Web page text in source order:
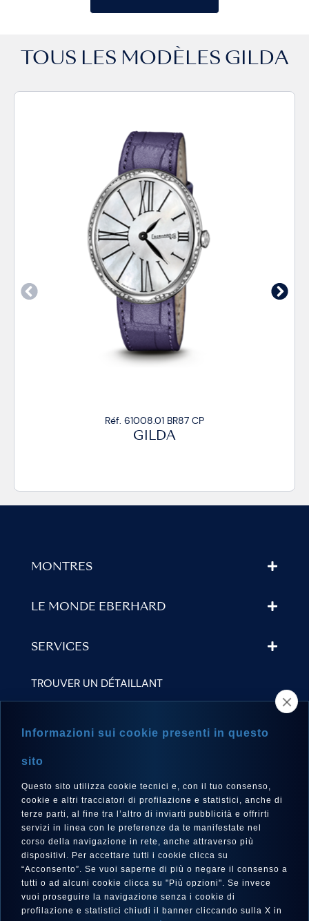
TOUS LES MODÈLES GILDA
MONTRES
LE MONDE EBERHARD
SERVICES
TROUVER UN DÉTAILLANT
LANGUE
Français
SUIVEZ-NOUS SUR
Informazioni sui cookie presenti in questo
sito
Questo sito utilizza cookie tecnici e, con il tuo consenso,
cookie e altri tracciatori di profilazione e statistici, anche di
terze parti, al fine tra l’altro di inviarti pubblicità e offrirti
servizi in linea con le preferenze da te manifestate nel
corso della navigazione in rete, anche attraverso più
dispositivi. Per accettare tutti i cookie clicca su
“Acconsento”. Se vuoi saperne di più o negare il consenso a
tutti o ad alcuni cookie clicca su "Più opzioni". Se invece
vuoi proseguire la navigazione senza i cookie di
profilazione e statistici chiudi il banner cliccando sulla X in